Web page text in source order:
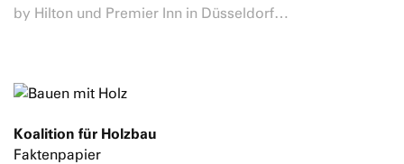
by Hilton und Premier Inn in Düsseldorf…
Koalition für Holzbau
Faktenpapier